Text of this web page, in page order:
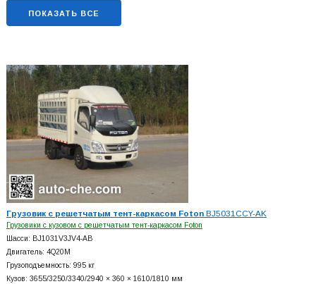
ПОКАЗАТЬ ВСЕ
Грузовик с решетчатым тент-каркасом FotonBJ5031CCY-AK
Грузовики с кузовом с решетчатым тент-каркасом Foton
Шасси: BJ1031V3JV4-AB
Двигатель: 4Q20M
Грузоподъемность: 995 кг
Кузов: 3655/3250/3340/2940 × 360 × 1610/1810 мм